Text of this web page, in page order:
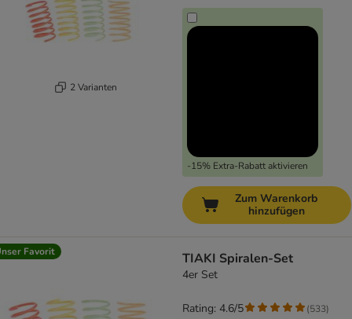
2 Varianten
-15% Extra-Rabatt aktivieren
Zum Warenkorb
hinzufügen
Favorit TIAKI Spiralen-Set
4er Set
Rating: 4.6/5 (533)